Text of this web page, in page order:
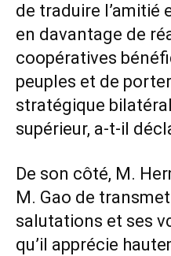
de traduire l’amitié
en davantage de
coopératives
peuples et de
stratégique
supérieur, a-t-il
De son côté, M.
M. Gao de
salutations et ses
qu’il apprécie